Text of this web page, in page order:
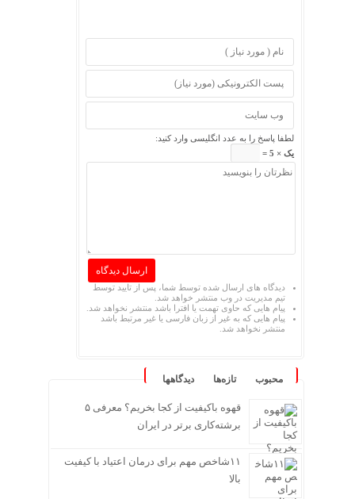
لطفا پاسخ را به عدد انگلیسی وارد کنید:
یک × 5 =
دیدگاه های ارسال شده توسط شما، پس از تایید توسط
تیم مدیریت در وب منتشر خواهد شد.
پیام هایی که حاوی تهمت یا افترا باشد منتشر نخواهد شد.
پیام هایی که به غیر از زبان فارسی یا غیر مرتبط باشد
منتشر نخواهد شد.
محبوب تازه‌ها دیدگاهها
قهوه باکیفیت از کجا بخریم؟ معرفی ۵
برشته‌کاری برتر در ایران
۱۱شاخص مهم برای درمان اعتیاد با کیفیت
بالا